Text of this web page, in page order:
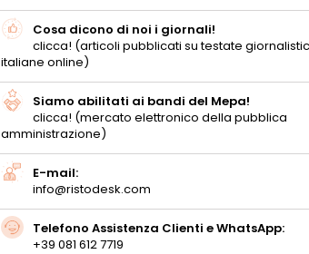
Cosa dicono di noi i giornali!
clicca! (articoli pubblicati su testate
italiane online)
Siamo abilitati ai bandi del Mepa!
clicca! (mercato elettronico della pubblica
amministrazione)
E-mail:
info@ristodesk.com
Telefono Assistenza Clienti e WhatsApp:
+39 081 612 7719